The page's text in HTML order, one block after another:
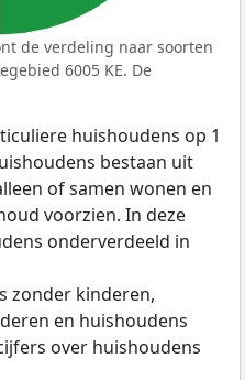
de verdeling naar soorten
6005 KE. De
huishoudens op 1
bestaan uit
of samen wonen en
voorzien. In deze
onderverdeeld in
zonder kinderen,
en huishoudens
over huishoudens